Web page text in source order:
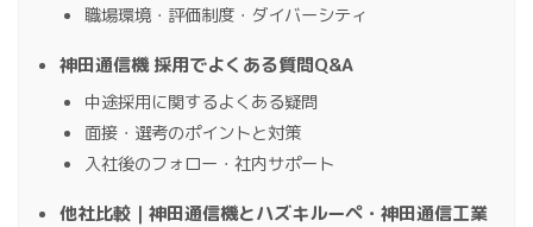
職場環境・評価制度・ダイバーシティ
神田通信機 採用でよくある質問Q&A
中途採用に関するよくある疑問
面接・選考のポイントと対策
入社後のフォロー・社内サポート
他社比較｜神田通信機とハズキルーペ・神田通信工業